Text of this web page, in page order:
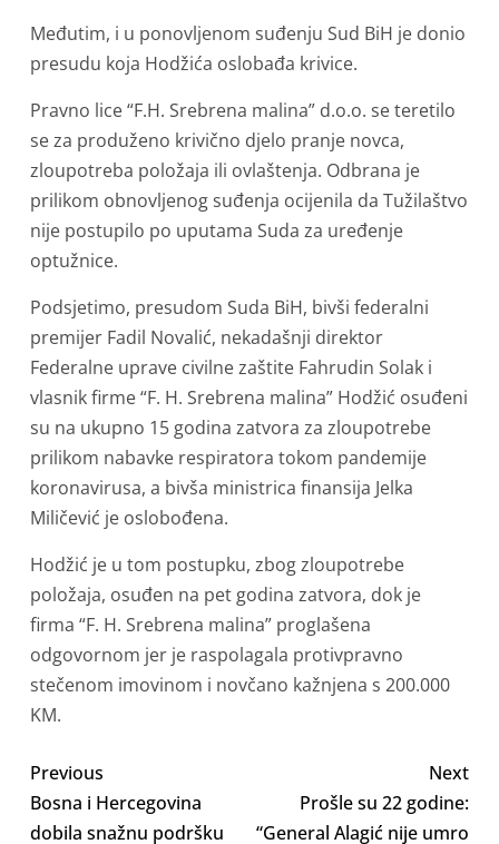
Međutim, i u ponovljenom suđenju Sud BiH je donio
presudu koja Hodžića oslobađa krivice.
Pravno lice “F.H. Srebrena malina” d.o.o. se teretilo
se za produženo krivično djelo pranje novca,
zloupotreba položaja ili ovlaštenja. Odbrana je
prilikom obnovljenog suđenja ocijenila da Tužilaštvo
nije postupilo po uputama Suda za uređenje
optužnice.
Podsjetimo, presudom Suda BiH, bivši federalni
premijer Fadil Novalić, nekadašnji direktor
Federalne uprave civilne zaštite Fahrudin Solak i
vlasnik firme “F. H. Srebrena malina” Hodžić osuđeni
su na ukupno 15 godina zatvora za zloupotrebe
prilikom nabavke respiratora tokom pandemije
koronavirusa, a bivša ministrica finansija Jelka
Miličević je oslobođena.
Hodžić je u tom postupku, zbog zloupotrebe
položaja, osuđen na pet godina zatvora, dok je
firma “F. H. Srebrena malina” proglašena
odgovornom jer je raspolagala protivpravno
stečenom imovinom i novčano kažnjena s 200.000
KM.
Previous
Bosna i Hercegovina
dobila snažnu podršku
Next
Prošle su 22 godine:
“General Alagić nije umro